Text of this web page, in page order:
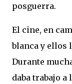
posguerra.
El cine, en
blanca y ellos
Durante
daba trabajo